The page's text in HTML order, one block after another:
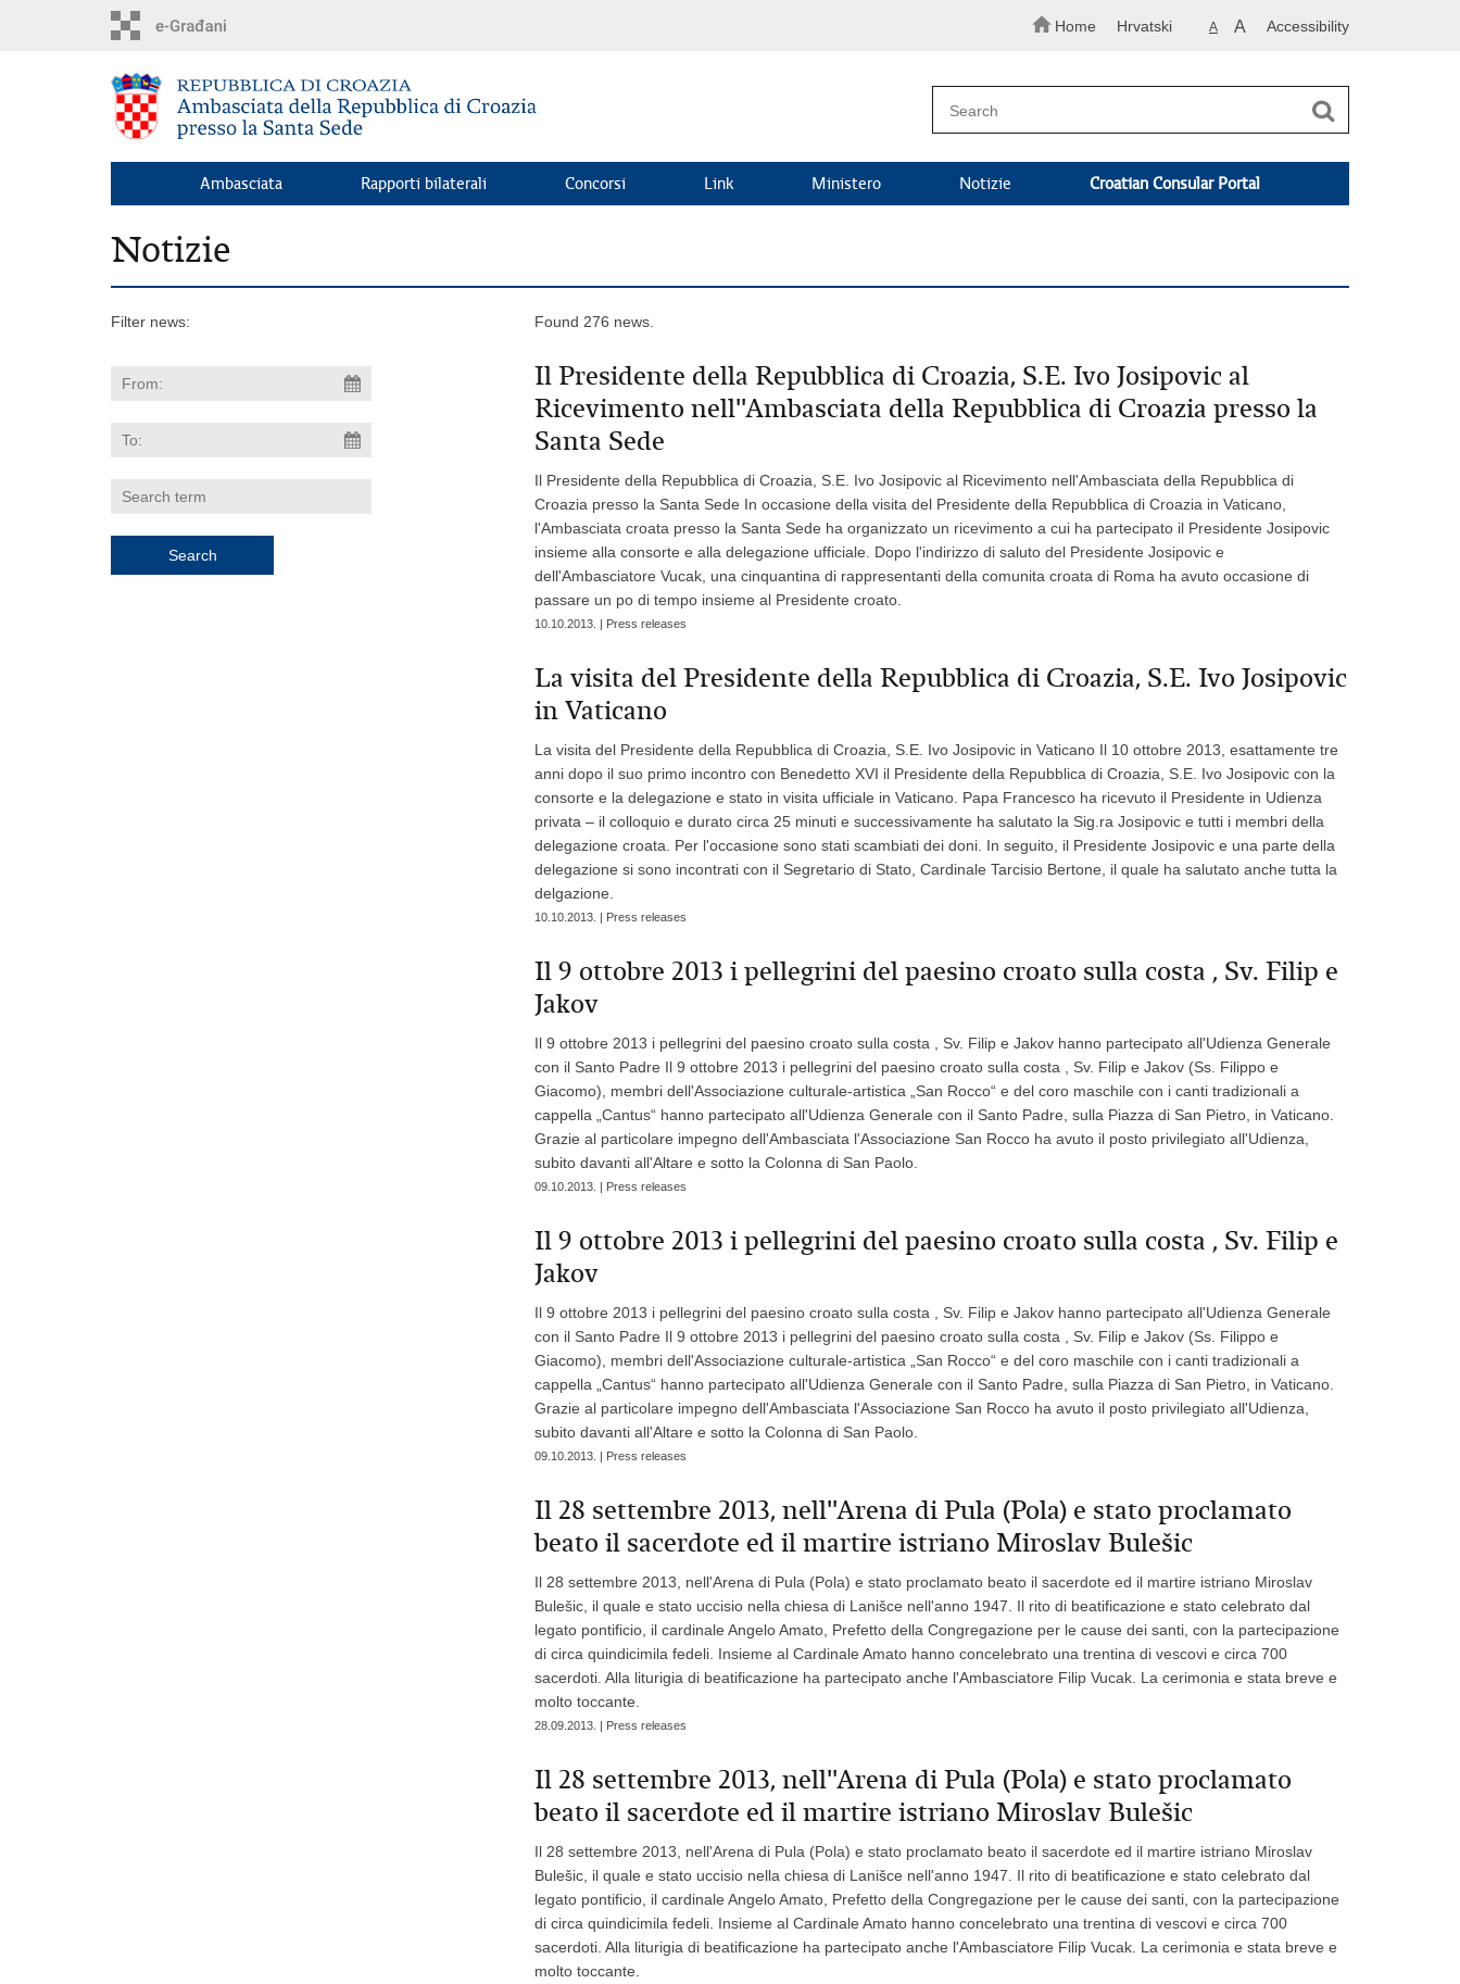
Home Hrvatski A A Accessibility
Ambasciata Rapporti bilaterali Concorsi Link Ministero Notizie Croatian Consular Portal
Notizie
Filter news: Found 276 news.
Il Presidente della Repubblica di Croazia, S.E. Ivo Josipovic al
Ricevimento nell''Ambasciata della Repubblica di Croazia presso la
Santa Sede
Il Presidente della Repubblica di Croazia, S.E. Ivo Josipovic al Ricevimento nell'Ambasciata della Repubblica di
Croazia presso la Santa Sede In occasione della visita del Presidente della Repubblica di Croazia in Vaticano,
l'Ambasciata croata presso la Santa Sede ha organizzato un ricevimento a cui ha partecipato il Presidente Josipovic
insieme alla consorte e alla delegazione ufficiale. Dopo l'indirizzo di saluto del Presidente Josipovic e
dell'Ambasciatore Vucak, una cinquantina di rappresentanti della comunita croata di Roma ha avuto occasione di
passare un po di tempo insieme al Presidente croato.
10.10.2013. | Press releases
La visita del Presidente della Repubblica di Croazia, S.E. Ivo Josipovic
in Vaticano
La visita del Presidente della Repubblica di Croazia, S.E. Ivo Josipovic in Vaticano Il 10 ottobre 2013, esattamente tre
anni dopo il suo primo incontro con Benedetto XVI il Presidente della Repubblica di Croazia, S.E. Ivo Josipovic con la
consorte e la delegazione e stato in visita ufficiale in Vaticano. Papa Francesco ha ricevuto il Presidente in Udienza
privata – il colloquio e durato circa 25 minuti e successivamente ha salutato la Sig.ra Josipovic e tutti i membri della
delegazione croata. Per l'occasione sono stati scambiati dei doni. In seguito, il Presidente Josipovic e una parte della
delegazione si sono incontrati con il Segretario di Stato, Cardinale Tarcisio Bertone, il quale ha salutato anche tutta la
delgazione.
10.10.2013. | Press releases
Il 9 ottobre 2013 i pellegrini del paesino croato sulla costa , Sv. Filip e
Jakov
Il 9 ottobre 2013 i pellegrini del paesino croato sulla costa , Sv. Filip e Jakov hanno partecipato all'Udienza Generale
con il Santo Padre Il 9 ottobre 2013 i pellegrini del paesino croato sulla costa , Sv. Filip e Jakov (Ss. Filippo e
Giacomo), membri dell'Associazione culturale-artistica „San Rocco“ e del coro maschile con i canti tradizionali a
cappella „Cantus“ hanno partecipato all'Udienza Generale con il Santo Padre, sulla Piazza di San Pietro, in Vaticano.
Grazie al particolare impegno dell'Ambasciata l'Associazione San Rocco ha avuto il posto privilegiato all'Udienza,
subito davanti all'Altare e sotto la Colonna di San Paolo.
09.10.2013. | Press releases
Il 9 ottobre 2013 i pellegrini del paesino croato sulla costa , Sv. Filip e
Jakov
Il 9 ottobre 2013 i pellegrini del paesino croato sulla costa , Sv. Filip e Jakov hanno partecipato all'Udienza Generale
con il Santo Padre Il 9 ottobre 2013 i pellegrini del paesino croato sulla costa , Sv. Filip e Jakov (Ss. Filippo e
Giacomo), membri dell'Associazione culturale-artistica „San Rocco“ e del coro maschile con i canti tradizionali a
cappella „Cantus“ hanno partecipato all'Udienza Generale con il Santo Padre, sulla Piazza di San Pietro, in Vaticano.
Grazie al particolare impegno dell'Ambasciata l'Associazione San Rocco ha avuto il posto privilegiato all'Udienza,
subito davanti all'Altare e sotto la Colonna di San Paolo.
09.10.2013. | Press releases
Il 28 settembre 2013, nell''Arena di Pula (Pola) e stato proclamato
beato il sacerdote ed il martire istriano Miroslav Bulešic
Il 28 settembre 2013, nell'Arena di Pula (Pola) e stato proclamato beato il sacerdote ed il martire istriano Miroslav
Bulešic, il quale e stato uccisio nella chiesa di Lanišce nell'anno 1947. Il rito di beatificazione e stato celebrato dal
legato pontificio, il cardinale Angelo Amato, Prefetto della Congregazione per le cause dei santi, con la partecipazione
di circa quindicimila fedeli. Insieme al Cardinale Amato hanno concelebrato una trentina di vescovi e circa 700
sacerdoti. Alla liturigia di beatificazione ha partecipato anche l'Ambasciatore Filip Vucak. La cerimonia e stata breve e
molto toccante.
28.09.2013. | Press releases
Il 28 settembre 2013, nell''Arena di Pula (Pola) e stato proclamato
beato il sacerdote ed il martire istriano Miroslav Bulešic
Il 28 settembre 2013, nell'Arena di Pula (Pola) e stato proclamato beato il sacerdote ed il martire istriano Miroslav
Bulešic, il quale e stato uccisio nella chiesa di Lanišce nell'anno 1947. Il rito di beatificazione e stato celebrato dal
legato pontificio, il cardinale Angelo Amato, Prefetto della Congregazione per le cause dei santi, con la partecipazione
di circa quindicimila fedeli. Insieme al Cardinale Amato hanno concelebrato una trentina di vescovi e circa 700
sacerdoti. Alla liturigia di beatificazione ha partecipato anche l'Ambasciatore Filip Vucak. La cerimonia e stata breve e
molto toccante.